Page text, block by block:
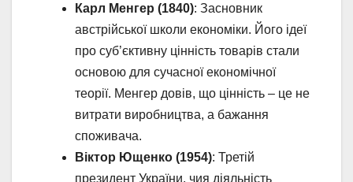
Карл Менгер (1840): Засновник
австрійської школи економіки. Його ідеї
про суб’єктивну цінність товарів стали
основою для сучасної економічної
теорії. Менгер довів, що цінність – це не
витрати виробництва, а бажання
споживача.
Віктор Ющенко (1954): Третій
президент України, чия діяльність